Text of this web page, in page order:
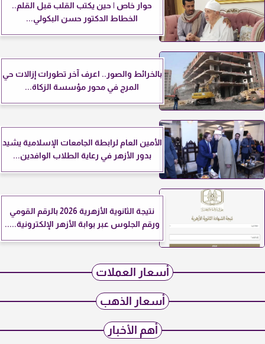
حوار خاص | حين يكتب القلب قبل القلم..
الخطاط الدكتور حسن البكولي...
بالخرائط والصور.. اعرف آخر تطورات إزالات حي
المرج في محور مؤسسة الزكاة...
الأمين العام لرابطة الجامعات الإسلامية يشيد
بدور الأزهر في رعاية الطلاب الوافدين...
نتيجة الثانوية الأزهرية 2026 بالرقم القومي
ورقم الجلوس عبر بوابة الأزهر الإلكترونية.....
أسعار العملات
أسعار الذهب
أهم الأخبار